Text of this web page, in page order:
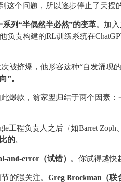
这个问题，所以逐步停止了天
列“半偶然半必然”的变革。加
负责构建的RL训练系统在
被挤爆，他形容这种“自发涌现
”。
爆款，翁家翌归结于两个因素
工程负责人之后（如Barret Zoph
的。
and-error（试错） 。你试得越快
的强关注。 Greg Brockman（联